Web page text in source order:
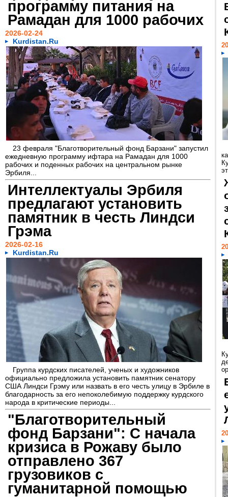
программу питания на
Рамадан для 1000 рабочих
2026-02-24
Kurdistan.Ru
23 февраля "Благотворительный фонд Барзани" запустил
ежедневную программу ифтара на Рамадан для 1000
рабочих и поденных рабочих на центральном рынке
Эрбиля...
Интеллектуалы Эрбиля
предлагают установить
памятник в честь Линдси
Грэма
2026-02-16
Kurdistan.Ru
Группа курдских писателей, ученых и художников
официально предложила установить памятник сенатору
США Линдси Грэму или назвать в его честь улицу в Эрбиле в
благодарность за его непоколебимую поддержку курдского
народа в критические периоды...
"Благотворительный
фонд Барзани": С начала
кризиса в Рожаву было
отправлено 367
грузовиков с
гуманитарной помощью